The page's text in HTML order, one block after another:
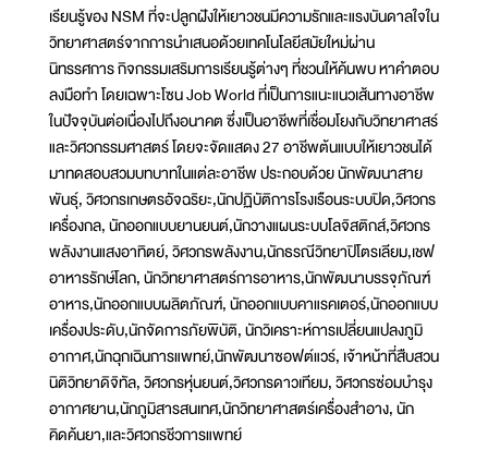
เรียนรู้ของ NSM ที่จะปลูกฝังให้เยาวชนมีความรักและแรงบันดาลใจใน
วิทยาศาสตร์จากการนำเสนอด้วยเทคโนโลยีสมัยใหม่ผ่าน
นิทรรศการ กิจกรรมเสริมการเรียนรู้ต่างๆ ที่ชวนให้ค้นพบ หาคำตอบ
ลงมือทำ โดยเฉพาะโซน Job World ที่เป็นการแนะแนวเส้นทางอาชีพ
ในปัจจุบันต่อเนื่องไปถึงอนาคต ซึ่งเป็นอาชีพที่เชื่อมโยงกับวิทยาศาสร์
และวิศวกรรมศาสตร์ โดยจะจัดแสดง 27 อาชีพต้นแบบให้เยาวชนได้
มาทดสอบสวมบทบาทในแต่ละอาชีพ ประกอบด้วย นักพัฒนาสาย
พันธุ์, วิศวกรเกษตรอัจฉริยะ,นักปฏิบัติการโรงเรือนระบบปิด,วิศวกร
เครื่องกล, นักออกแบบยานยนต์,นักวางแผนระบบโลจิสติกส์,วิศวกร
พลังงานแสงอาทิตย์, วิศวกรพลังงาน,นักธรณีวิทยาปิโตรเลียม,เชฟ
อาหารรักษ์โลก, นักวิทยาศาสตร์การอาหาร,นักพัฒนาบรรจุภัณฑ์
อาหาร,นักออกแบบผลิตภัณฑ์, นักออกแบบคาแรคเตอร์,นักออกแบบ
เครื่องประดับ,นักจัดการภัยพิบัติ, นักวิเคราะห์การเปลี่ยนแปลงภูมิ
อากาศ,นักฉุกเฉินการแพทย์,นักพัฒนาซอฟต์แวร์, เจ้าหน้าที่สืบสวน
นิติวิทยาดิจิทัล, วิศวกรหุ่นยนต์,วิศวกรดาวเทียม, วิศวกรซ่อมบำรุง
อากาศยาน,นักภูมิสารสนเทศ,นักวิทยาศาสตร์เครื่องสำอาง, นัก
คิดค้นยา,และวิศวกรชีวการแพทย์